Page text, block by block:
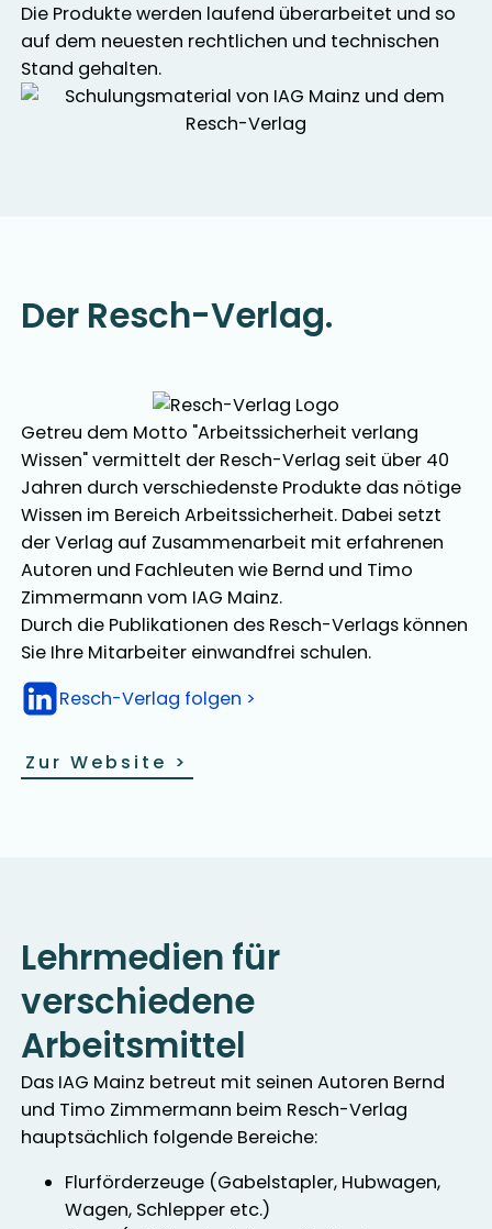
Die Produkte werden laufend überarbeitet und so
auf dem neuesten rechtlichen und technischen
Stand gehalten.
Der Resch-Verlag.
Getreu dem Motto "Arbeitssicherheit verlang
Wissen" vermittelt der Resch-Verlag seit über 40
Jahren durch verschiedenste Produkte das nötige
Wissen im Bereich Arbeitssicherheit. Dabei setzt
der Verlag auf Zusammenarbeit mit erfahrenen
Autoren und Fachleuten wie Bernd und Timo
Zimmermann vom IAG Mainz.
Durch die Publikationen des Resch-Verlags können
Sie Ihre Mitarbeiter einwandfrei schulen.
Resch-Verlag folgen >
Zur Website >
Lehrmedien für
verschiedene
Arbeitsmittel
Das IAG Mainz betreut mit seinen Autoren Bernd
und Timo Zimmermann beim Resch-Verlag
hauptsächlich folgende Bereiche:
Flurförderzeuge (Gabelstapler, Hubwagen,
Wagen, Schlepper etc.)